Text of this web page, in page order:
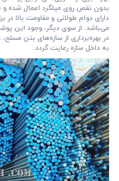
بدون نقص روی میلگرد اعمال شده
دارای دوام طولانی و مقاومت بالا در
می‌باشد. از سوی دیگر، وجود این
در بهره‌برداری از سازه‌های بتن
به داخل سازه رعایت گردد.